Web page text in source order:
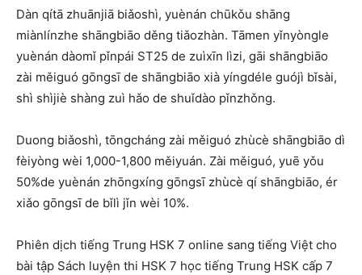
Dàn qítā zhuānjiā biǎoshì, yuènán chūkǒu shāng
miànlínzhe shāngbiāo děng tiǎozhàn. Tāmen yǐnyòngle
yuènán dàomǐ pǐnpái ST25 de zuìxīn lìzi, gāi shāngbiāo
zài měiguó gōngsī de shāngbiāo xià yíngdéle guójì bǐsài,
shì shìjiè shàng zuì hǎo de shuǐdào pǐnzhǒng.
Duong biǎoshì, tōngcháng zài měiguó zhùcè shāngbiāo dì
fèiyòng wèi 1,000-1,800 měiyuán. Zài měiguó, yuē yǒu
50%de yuènán zhōngxíng gōngsī zhùcè qí shāngbiāo, ér
xiǎo gōngsī de bǐlì jǐn wèi 10%.
Phiên dịch tiếng Trung HSK 7 online sang tiếng Việt cho
bài tập Sách luyện thi HSK 7 học tiếng Trung HSK cấp 7